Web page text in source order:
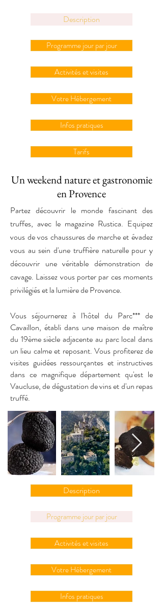
Description
Programme jour par jour
Activités et visites
Votre Hébergement
Infos pratiques
Tarifs
Un weekend nature et gastronomie
en Provence
Partez découvrir le monde fascinant des
truffes, avec le magazine Rustica. Equipez
vous de vos chaussures de marche et évadez
vous au sein d'une truffière naturelle pour y
découvrir une véritable démonstration de
cavage. Laissez vous porter par ces moments
privilégiés et la lumière de Provence.
Vous séjournerez à l'hôtel du Parc*** de
Cavaillon, établi dans une maison de maître
du 19ème siècle adjacente au parc local dans
un lieu calme et reposant. Vous profiterez de
visites guidées ressourçantes et instructives
dans ce magnifique département qu'est le
Vaucluse, de dégustation de vins et d'un repas
truffé.
Description
Programme jour par jour
Activités et visites
Votre Hébergement
Infos pratiques